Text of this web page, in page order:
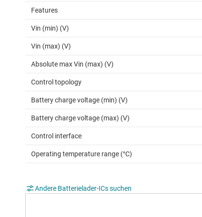
Features
Vin (min) (V)
Vin (max) (V)
Absolute max Vin (max) (V)
Control topology
Battery charge voltage (min) (V)
Battery charge voltage (max) (V)
Control interface
Operating temperature range (°C)
Andere Batterielader-ICs suchen